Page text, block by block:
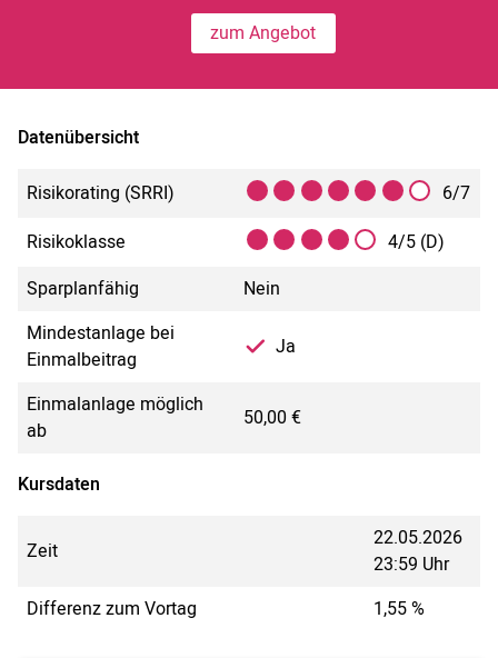
zum Angebot
Datenübersicht
Risikorating (SRRI)
6/7
Risikoklasse
4/5 (D)
Sparplanfähig
Nein
Mindestanlage bei
Einmalbeitrag
Ja
Einmalanlage möglich
ab
50,00 €
Kursdaten
Zeit
22.05.2026
23:59 Uhr
Differenz zum Vortag
1,55 %